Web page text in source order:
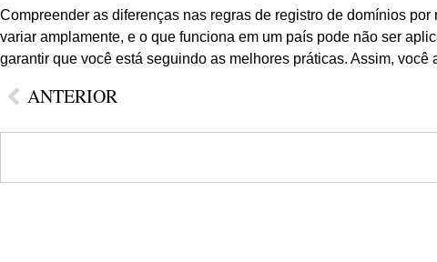
Compreender as diferenças nas regras de registro de domínios
variar amplamente, e o que funciona em um país pode não ser
garantir que você está seguindo as melhores práticas. Assim,
ANTERIOR